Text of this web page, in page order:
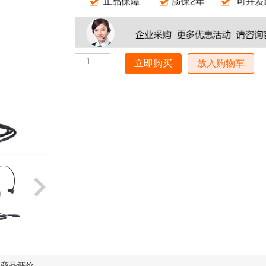
放入购物车